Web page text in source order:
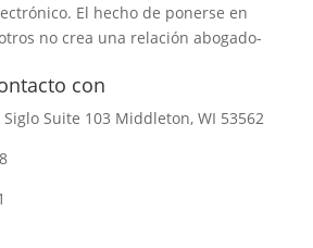
El hecho de ponerse en
no crea una relación abogado-
con
Suite 103 Middleton, WI 53562